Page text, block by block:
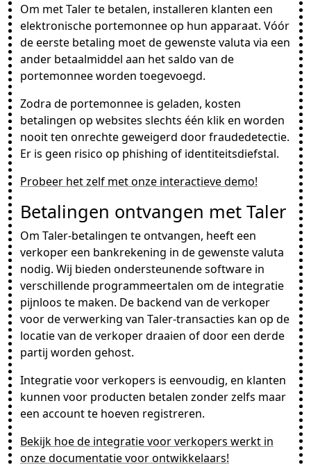
Om met Taler te betalen, installeren klanten een
elektronische portemonnee op hun apparaat. Vóór
de eerste betaling moet de gewenste valuta via een
ander betaalmiddel aan het saldo van de
portemonnee worden toegevoegd.
Zodra de portemonnee is geladen, kosten
betalingen op websites slechts één klik en worden
nooit ten onrechte geweigerd door fraudedetectie.
Er is geen risico op phishing of identiteitsdiefstal.
Probeer het zelf met onze interactieve demo!
Betalingen ontvangen met Taler
Om Taler-betalingen te ontvangen, heeft een
verkoper een bankrekening in de gewenste valuta
nodig. Wij bieden ondersteunende software in
verschillende programmeertalen om de integratie
pijnloos te maken. De backend van de verkoper
voor de verwerking van Taler-transacties kan op de
locatie van de verkoper draaien of door een derde
partij worden gehost.
Integratie voor verkopers is eenvoudig, en klanten
kunnen voor producten betalen zonder zelfs maar
een account te hoeven registreren.
Bekijk hoe de integratie voor verkopers werkt in
onze documentatie voor ontwikkelaars!